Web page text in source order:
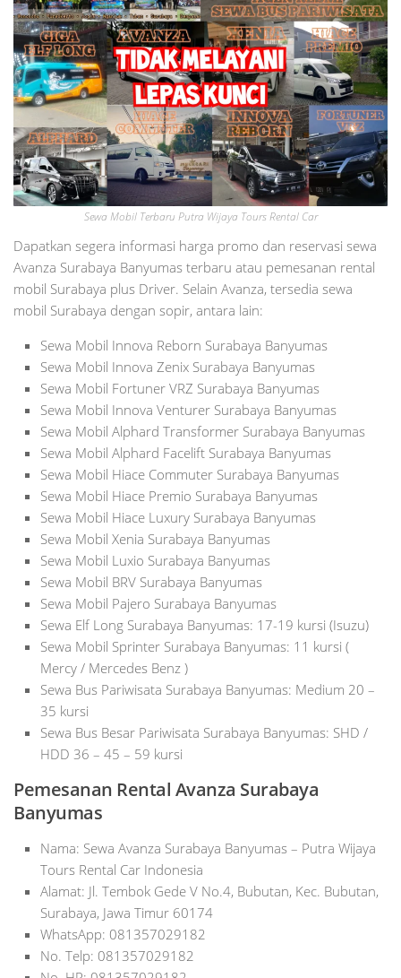
Sewa Mobil Terbaru Putra Wijaya Tours Rental Car
Dapatkan segera informasi harga promo dan reservasi sewa
Avanza Surabaya Banyumas terbaru atau pemesanan rental
mobil Surabaya plus Driver. Selain Avanza, tersedia sewa
mobil Surabaya dengan sopir, antara lain:
Sewa Mobil Innova Reborn Surabaya Banyumas
Sewa Mobil Innova Zenix Surabaya Banyumas
Sewa Mobil Fortuner VRZ Surabaya Banyumas
Sewa Mobil Innova Venturer Surabaya Banyumas
Sewa Mobil Alphard Transformer Surabaya Banyumas
Sewa Mobil Alphard Facelift Surabaya Banyumas
Sewa Mobil Hiace Commuter Surabaya Banyumas
Sewa Mobil Hiace Premio Surabaya Banyumas
Sewa Mobil Hiace Luxury Surabaya Banyumas
Sewa Mobil Xenia Surabaya Banyumas
Sewa Mobil Luxio Surabaya Banyumas
Sewa Mobil BRV Surabaya Banyumas
Sewa Mobil Pajero Surabaya Banyumas
Sewa Elf Long Surabaya Banyumas: 17-19 kursi (Isuzu)
Sewa Mobil Sprinter Surabaya Banyumas: 11 kursi (
Mercy / Mercedes Benz )
Sewa Bus Pariwisata Surabaya Banyumas: Medium 20 –
35 kursi
Sewa Bus Besar Pariwisata Surabaya Banyumas: SHD /
HDD 36 – 45 – 59 kursi
Pemesanan Rental Avanza Surabaya
Banyumas
Nama: Sewa Avanza Surabaya Banyumas – Putra Wijaya
Tours Rental Car Indonesia
Alamat: Jl. Tembok Gede V No.4, Bubutan, Kec. Bubutan,
Surabaya, Jawa Timur 60174
WhatsApp: 081357029182
No. Telp: 081357029182